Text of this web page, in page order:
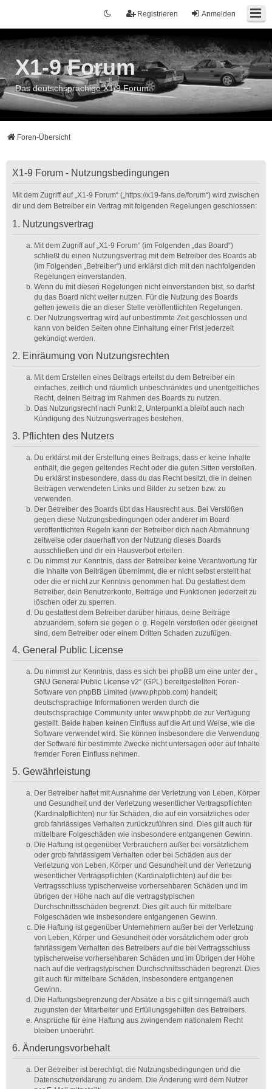
Anmelden
Registrieren
X1-9 Forum
Das deutschsprachige X1/9 Forum
Foren-Übersicht
X1-9 Forum - Nutzungsbedingungen
Mit dem Zugriff auf „X1-9 Forum“ („https://x19-fans.de/forum“) wird zwischen
dir und dem Betreiber ein Vertrag mit folgenden Regelungen geschlossen:
1. Nutzungsvertrag
Mit dem Zugriff auf „X1-9 Forum“ (im Folgenden „das Board“)
schließt du einen Nutzungsvertrag mit dem Betreiber des Boards ab
(im Folgenden „Betreiber“) und erklärst dich mit den nachfolgenden
Regelungen einverstanden.
Wenn du mit diesen Regelungen nicht einverstanden bist, so darfst
du das Board nicht weiter nutzen. Für die Nutzung des Boards
gelten jeweils die an dieser Stelle veröffentlichten Regelungen.
Der Nutzungsvertrag wird auf unbestimmte Zeit geschlossen und
kann von beiden Seiten ohne Einhaltung einer Frist jederzeit
gekündigt werden.
2. Einräumung von Nutzungsrechten
Mit dem Erstellen eines Beitrags erteilst du dem Betreiber ein
einfaches, zeitlich und räumlich unbeschränktes und unentgeltliches
Recht, deinen Beitrag im Rahmen des Boards zu nutzen.
Das Nutzungsrecht nach Punkt 2, Unterpunkt a bleibt auch nach
Kündigung des Nutzungsvertrages bestehen.
3. Pflichten des Nutzers
Du erklärst mit der Erstellung eines Beitrags, dass er keine Inhalte
enthält, die gegen geltendes Recht oder die guten Sitten verstoßen.
Du erklärst insbesondere, dass du das Recht besitzt, die in deinen
Beiträgen verwendeten Links und Bilder zu setzen bzw. zu
verwenden.
Der Betreiber des Boards übt das Hausrecht aus. Bei Verstößen
gegen diese Nutzungsbedingungen oder anderer im Board
veröffentlichten Regeln kann der Betreiber dich nach Abmahnung
zeitweise oder dauerhaft von der Nutzung dieses Boards
ausschließen und dir ein Hausverbot erteilen.
Du nimmst zur Kenntnis, dass der Betreiber keine Verantwortung für
die Inhalte von Beiträgen übernimmt, die er nicht selbst erstellt hat
oder die er nicht zur Kenntnis genommen hat. Du gestattest dem
Betreiber, dein Benutzerkonto, Beiträge und Funktionen jederzeit zu
löschen oder zu sperren.
Du gestattest dem Betreiber darüber hinaus, deine Beiträge
abzuändern, sofern sie gegen o. g. Regeln verstoßen oder geeignet
sind, dem Betreiber oder einem Dritten Schaden zuzufügen.
4. General Public License
Du nimmst zur Kenntnis, dass es sich bei phpBB um eine unter der „
GNU General Public License v2“ (GPL) bereitgestellten Foren-
Software von phpBB Limited (www.phpbb.com) handelt;
deutschsprachige Informationen werden durch die
deutschsprachige Community unter www.phpbb.de zur Verfügung
gestellt. Beide haben keinen Einfluss auf die Art und Weise, wie die
Software verwendet wird. Sie können insbesondere die Verwendung
der Software für bestimmte Zwecke nicht untersagen oder auf Inhalte
fremder Foren Einfluss nehmen.
5. Gewährleistung
Der Betreiber haftet mit Ausnahme der Verletzung von Leben, Körper
und Gesundheit und der Verletzung wesentlicher Vertragspflichten
(Kardinalpflichten) nur für Schäden, die auf ein vorsätzliches oder
grob fahrlässiges Verhalten zurückzuführen sind. Dies gilt auch für
mittelbare Folgeschäden wie insbesondere entgangenen Gewinn.
Die Haftung ist gegenüber Verbrauchern außer bei vorsätzlichem
oder grob fahrlässigem Verhalten oder bei Schäden aus der
Verletzung von Leben, Körper und Gesundheit und der Verletzung
wesentlicher Vertragspflichten (Kardinalpflichten) auf die bei
Vertragsschluss typischerweise vorhersehbaren Schäden und im
übrigen der Höhe nach auf die vertragstypischen
Durchschnittsschäden begrenzt. Dies gilt auch für mittelbare
Folgeschäden wie insbesondere entgangenen Gewinn.
Die Haftung ist gegenüber Unternehmern außer bei der Verletzung
von Leben, Körper und Gesundheit oder vorsätzlichem oder grob
fahrlässigem Verhalten des Betreibers auf die bei Vertragsschluss
typischerweise vorhersehbaren Schäden und im Übrigen der Höhe
nach auf die vertragstypischen Durchschnittsschäden begrenzt. Dies
gilt auch für mittelbare Schäden, insbesondere entgangenen
Gewinn.
Die Haftungsbegrenzung der Absätze a bis c gilt sinngemäß auch
zugunsten der Mitarbeiter und Erfüllungsgehilfen des Betreibers.
Ansprüche für eine Haftung aus zwingendem nationalem Recht
bleiben unberührt.
6. Änderungsvorbehalt
Der Betreiber ist berechtigt, die Nutzungsbedingungen und die
Datenschutzerklärung zu ändern. Die Änderung wird dem Nutzer